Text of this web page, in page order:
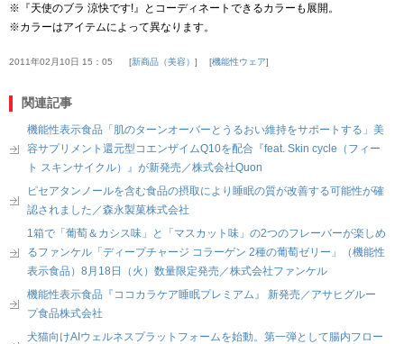
※『天使のブラ 涼快です!』とコーディネートできるカラーも展開。
※カラーはアイテムによって異なります。
2011年02月10日 15：05 新商品（美容） 機能性ウェア
関連記事
機能性表示食品「肌のターンオーバーとうるおい維持をサポートする」美
容サプリメント還元型コエンザイムQ10を配合『feat. Skin cycle（フィー
ト スキンサイクル）』が新発売／株式会社Quon
ピセアタンノールを含む食品の摂取により睡眠の質が改善する可能性が確
認されました／森永製菓株式会社
1箱で「葡萄＆カシス味」と「マスカット味」の2つのフレーバーが楽しめ
るファンケル「ディープチャージ コラーゲン 2種の葡萄ゼリー」（機能性
表示食品）8月18日（火）数量限定発売／株式会社ファンケル
機能性表示食品『ココカラケア睡眠プレミアム』 新発売／アサヒグルー
プ食品株式会社
犬猫向けAIウェルネスプラットフォームを始動。第一弾として腸内フロー